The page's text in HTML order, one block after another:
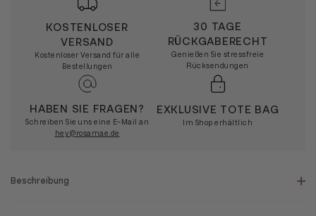
KOSTENLOSER
VERSAND
Kostenloser Versand für alle
Bestellungen
30 TAGE
RÜCKGABERECHT
Genießen Sie stressfreie
Rücksendungen
HABEN SIE FRAGEN?
Schreiben Sie uns eine E-Mail an
hey@rosamae.de
EXKLUSIVE TOTE BAG
Im Shop erhältlich
Beschreibung